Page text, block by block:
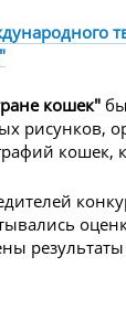
кошек"
рисунков,
кошек,